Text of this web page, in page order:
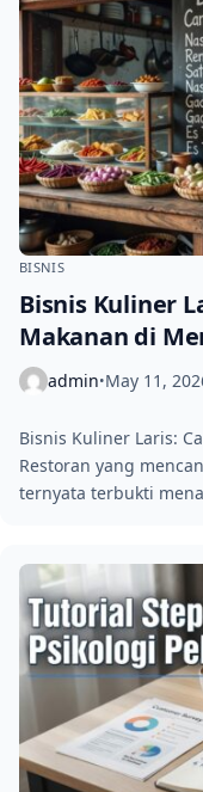
BISNIS
Bisnis Kuliner
Makanan di
admin•May 11,
Bisnis Kuliner Laris:
Restoran yang
ternyata terbukti